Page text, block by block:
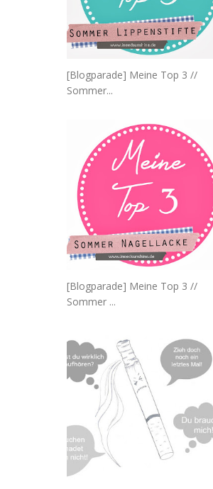
[Blogparade] Meine Top 3 //
Sommer...
[Blogparade] Meine Top 3 //
Sommer ...